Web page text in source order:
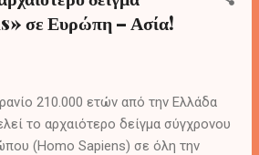
αιφνιδιασμού (όπως συνέβη και
πλευρά θα μπορούσε να
στον εμφύλιο της Λιβύης πιέζουν
μία τέτοιας απόφασης.
σε Ευρώπη – Ασία!
210.000 ετών από την Ελλάδα
το αρχαιότερο δείγμα σύγχρονου
(Homo Sapiens) σε όλη την